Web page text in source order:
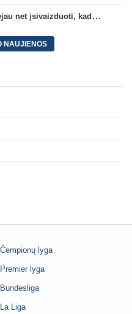
M. Capanas: „Prieš pusmetį negalėjau net įsivaizduoti, kad žaisime prieš „Hajduk“
NAUJIENOS
Čempionų lyga
Premier lyga
Bundesliga
La Liga